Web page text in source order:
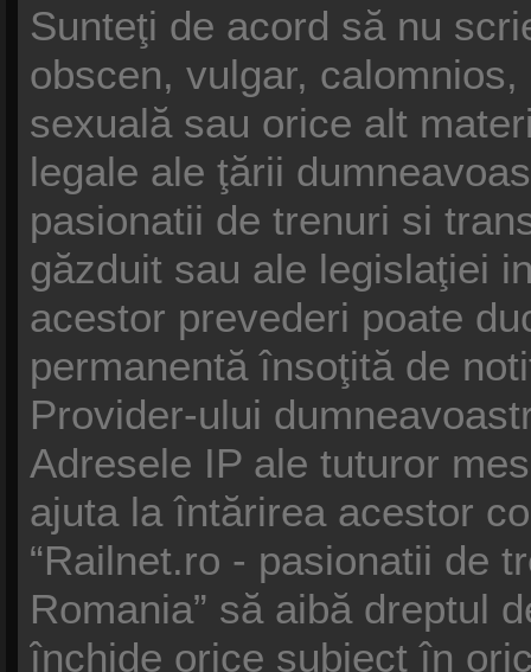
Sunteţi de acord să nu
obscen, vulgar,
sexuală sau orice alt
legale ale ţării
pasionatii de trenuri si
găzduit sau ale legislaţiei
acestor prevederi poate
permanentă însoţită de
Provider-ului
Adresele IP ale tuturor
ajuta la întărirea acestor
“Railnet.ro - pasionatii de
Romania” să aibă dreptul
închide orice subiect în